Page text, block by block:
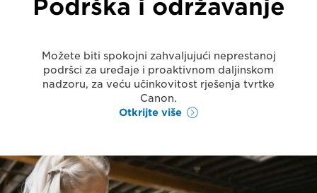
Podrška i održavanje
Možete biti spokojni zahvaljujući neprestanoj
podršci za uređaje i proaktivnom daljinskom
nadzoru, za veću učinkovitost rješenja tvrtke
Canon.
Otkrijte više